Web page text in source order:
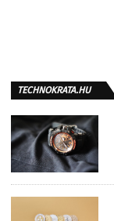
TECHNOKRATA.HU